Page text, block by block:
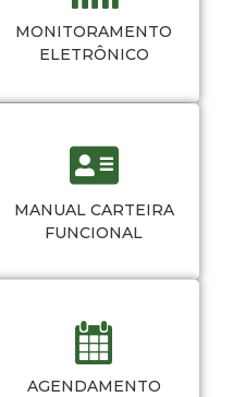
MONITORAMENTO
ELETRÔNICO
MANUAL CARTEIRA
FUNCIONAL
AGENDAMENTO